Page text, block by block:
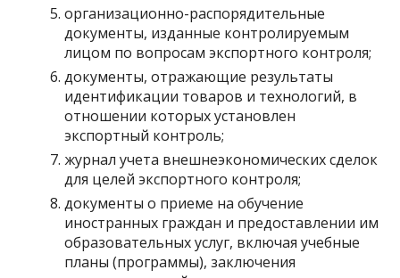
организационно-распорядительные
документы, изданные контролируемым
лицом по вопросам экспортного контроля;
документы, отражающие результаты
идентификации товаров и технологий, в
отношении которых установлен
экспортный контроль;
журнал учета внешнеэкономических сделок
для целей экспортного контроля;
документы о приеме на обучение
иностранных граждан и предоставлении им
образовательных услуг, включая учебные
планы (программы), заключения